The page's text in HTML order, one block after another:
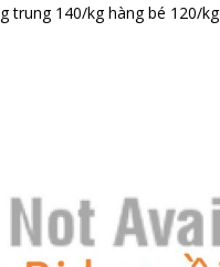
trung 140/kg hàng bé 120/kg